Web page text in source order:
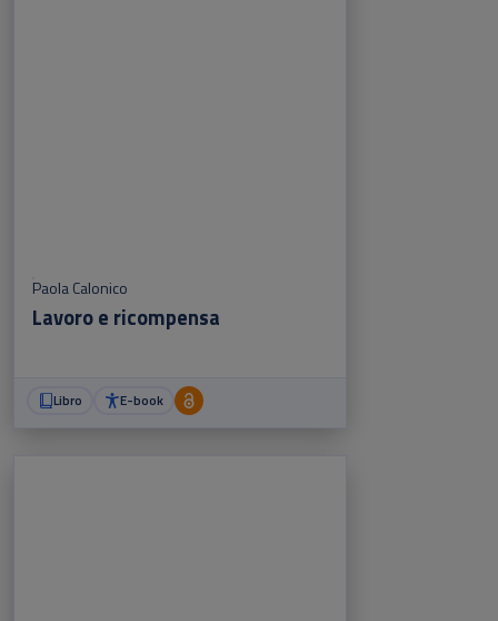
Paola Calonico
Lavoro e ricompensa
Libro E-book